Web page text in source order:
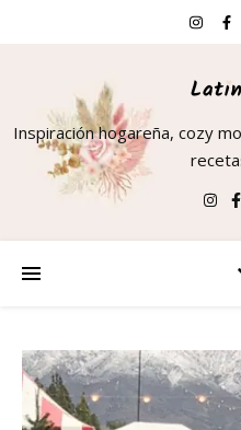
Inspiración hogareña, cozy